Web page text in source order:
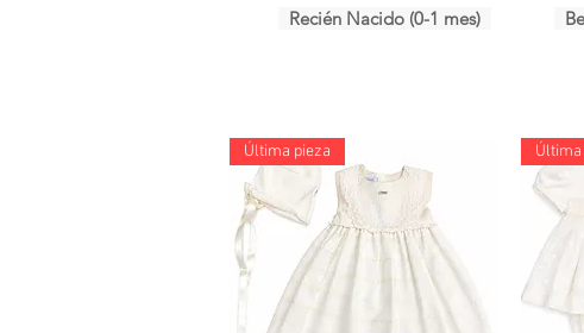
Recién Nacido (0-1 mes)
Última pieza Última